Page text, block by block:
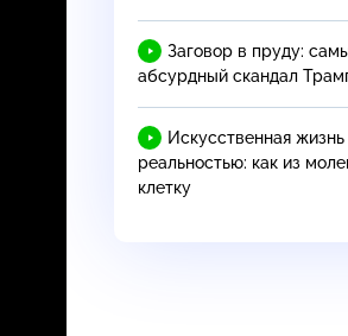
Заговор в пруду:
абсурдный скандал
Искусственная жизнь
реальностью: как из
клетку